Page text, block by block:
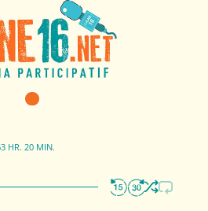
HR. 20 MIN.